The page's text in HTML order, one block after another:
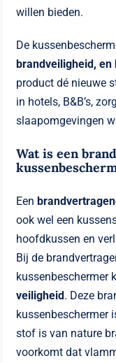
willen bieden.
De
brandveiligheid, en
product dé nieuwe
in hotels, B&B’s,
slaapomgevingen
Wat is een
Een
ook wel een
hoofdkussen en
Bij de
kussenbeschermer
veiligheid. Deze
kussenbeschermer
stof is van nature
voorkomt dat